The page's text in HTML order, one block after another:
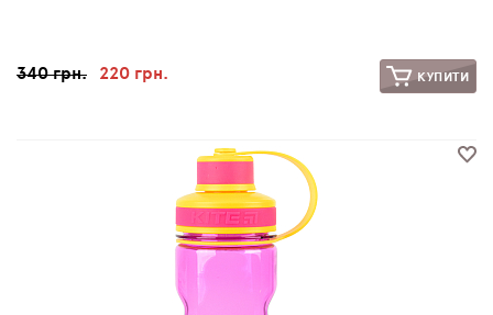
340 грн. 220 грн. КУПИТИ